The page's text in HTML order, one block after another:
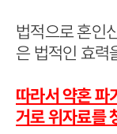
법적으로 혼인
은 법적인 효력
따라서 약혼 파
거로 위자료를